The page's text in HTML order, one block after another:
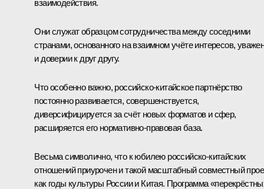
взаимодействия.
Они служат образцом сотрудничества между соседними
странами, основанного на взаимном учёте интересов,
и доверии к друг другу.
Что особенно важно, российско-китайское партнёрство
постоянно развивается, совершенствуется,
диверсифицируется за счёт новых форматов и сфер,
расширяется его нормативно-правовая база.
Весьма символично, что к юбилею российско-китайских
отношений приурочен и такой масштабный совместный
как годы культуры России и Китая. Программа